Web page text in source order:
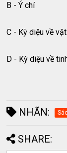
B - Ý chí
C - Kỳ diệu về
D - Kỳ diệu về
NHÃN:
SHARE: